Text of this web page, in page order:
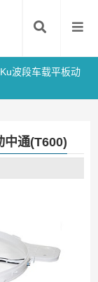
波段车载平板动
中通(T600)